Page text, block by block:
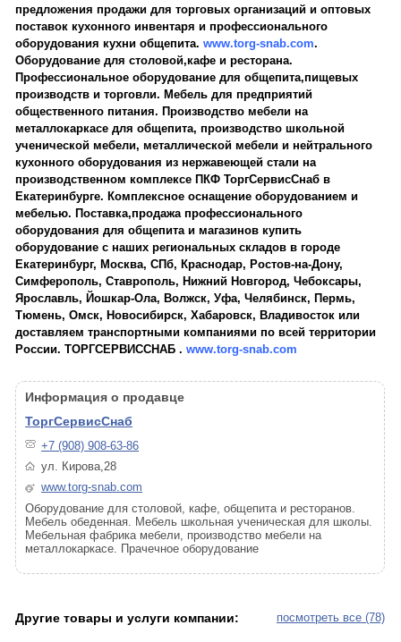
предложения продажи для торговых организаций и оптовых
поставок кухонного инвентаря и профессионального
оборудования кухни общепита. www.torg-snab.com.
Оборудование для столовой,кафе и ресторана.
Профессиональное оборудование для общепита,пищевых
производств и торговли. Мебель для предприятий
общественного питания. Производство мебели на
металлокаркасе для общепита, производство школьной
ученической мебели, металлической мебели и нейтрального
кухонного оборудования из нержавеющей стали на
производственном комплексе ПКФ ТоргСервисСнаб в
Екатеринбурге. Комплексное оснащение оборудованием и
мебелью. Поставка,продажа профессионального
оборудования для общепита и магазинов купить
оборудование с наших региональных складов в городе
Екатеринбург, Москва, СПб, Краснодар, Ростов-на-Дону,
Симферополь, Ставрополь, Нижний Новгород, Чебоксары,
Ярославль, Йошкар-Ола, Волжск, Уфа, Челябинск, Пермь,
Тюмень, Омск, Новосибирск, Хабаровск, Владивосток или
доставляем транспортными компаниями по всей территории
России. ТОРГСЕРВИССНАБ . www.torg-snab.com
Информация о продавце
ТоргСервисСнаб
+7 (908) 908-63-86
ул. Кирова,28
www.torg-snab.com
Оборудование для столовой, кафе, общепита и ресторанов.
Мебель обеденная. Мебель школьная ученическая для школы.
Мебельная фабрика мебели, производство мебели на
металлокаркасе. Прачечное оборудование
посмотреть все (78)
Другие товары и услуги компании: